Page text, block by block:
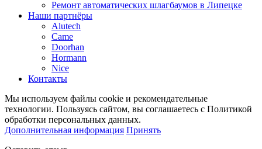
Ремонт автоматических шлагбаумов в Липецке
Наши партнёры
Alutech
Came
Doorhan
Hormann
Nice
Контакты
Мы используем файлы cookie и рекомендательные
технологии. Пользуясь сайтом, вы соглашаетесь с Политикой
обработки персональных данных.
Дополнительная информация Принять